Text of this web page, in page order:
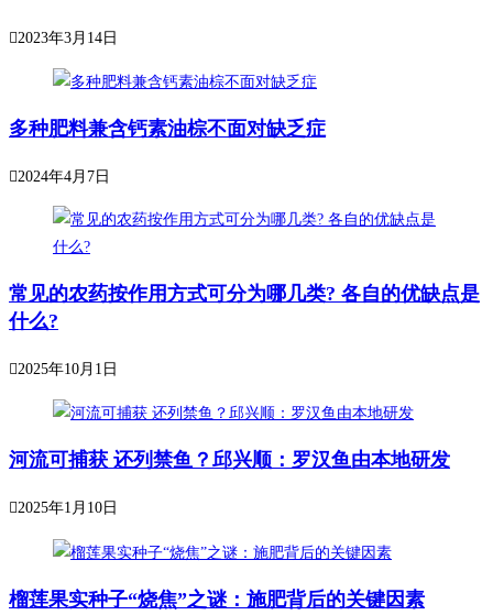
2023年3月14日
多种肥料兼含钙素油棕不面对缺乏症
2024年4月7日
常见的农药按作用方式可分为哪几类? 各自的优缺点是
什么?
2025年10月1日
河流可捕获 还列禁鱼？邱兴顺：罗汉鱼由本地研发
2025年1月10日
榴莲果实种子“烧焦”之谜：施肥背后的关键因素